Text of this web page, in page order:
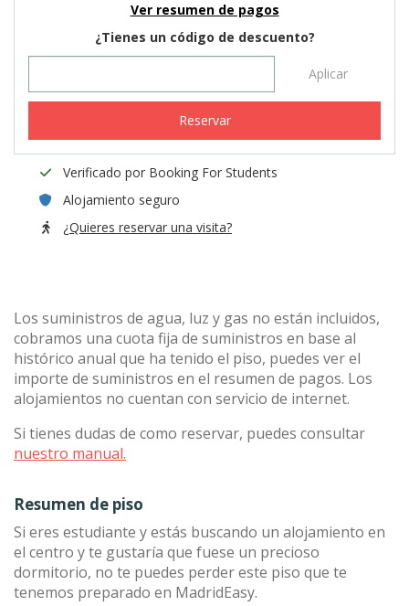
Ver resumen de pagos
¿Tienes un código de descuento?
Aplicar
Reservar
Verificado por Booking For Students
Alojamiento seguro
¿Quieres reservar una visita?
Los suministros de agua, luz y gas no están incluidos,
cobramos una cuota fija de suministros en base al
histórico anual que ha tenido el piso, puedes ver el
importe de suministros en el resumen de pagos. Los
alojamientos no cuentan con servicio de internet.
Si tienes dudas de como reservar, puedes consultar
nuestro manual.
Resumen de piso
Si eres estudiante y estás buscando un alojamiento en
el centro y te gustaría que fuese un precioso
dormitorio, no te puedes perder este piso que te
tenemos preparado en MadridEasy.